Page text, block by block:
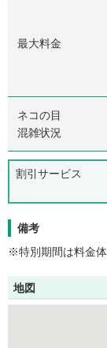
最大料金
ネコの目
混雑状況
割引サービス
備考
※特別期間は料金
地図